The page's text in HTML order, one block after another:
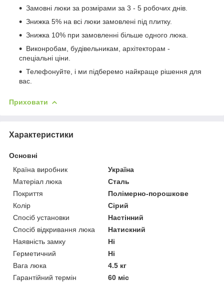
Замовні люки за розмірами за 3 - 5 робочих днів.
Знижка 5% на всі люки замовлені під плитку.
Знижка 10% при замовленні більше одного люка.
Виконробам, будівельникам, архітекторам -
спеціальні ціни.
Телефонуйте, і ми підберемо найкраще рішення для
вас.
Приховати
Характеристики
Основні
Країна виробник
Україна
Матеріал люка
Сталь
Покриття
Полімерно-порошкове
Колір
Сірий
Спосіб установки
Настінний
Спосіб відкривання люка
Натискний
Наявність замку
Ні
Герметичний
Ні
Вага люка
4.5 кг
Гарантійний термін
60 міс